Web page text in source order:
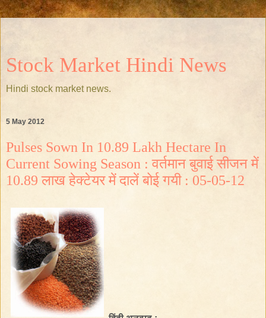
Stock Market Hindi News
Hindi stock market news.
5 May 2012
Pulses Sown In 10.89 Lakh Hectare In
Current Sowing Season : वर्तमान बुवाई सीजन में
10.89 लाख हेक्टेयर में दालें बोई गयी : 05-05-12